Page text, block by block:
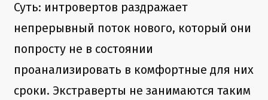
Суть: интровертов раздражает
непрерывный поток нового, который они
попросту не в состоянии
проанализировать в комфортные для них
сроки. Экстраверты не занимаются таким